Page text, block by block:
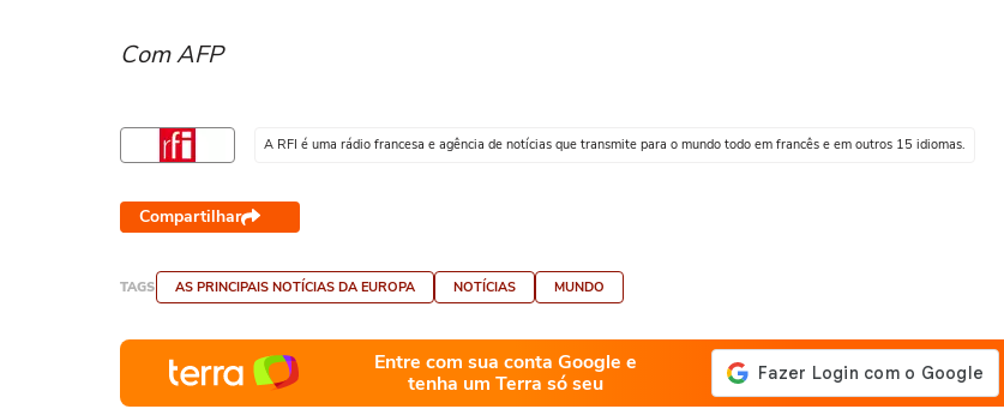
Com AFP
A RFI é uma rádio francesa e agência de notícias que transmite para o mundo todo em francês e em outros 15 idiomas.
Compartilhar
TAGS AS PRINCIPAIS NOTÍCIAS DA EUROPA NOTÍCIAS MUNDO
Entre com sua conta Google e
tenha um Terra só seu